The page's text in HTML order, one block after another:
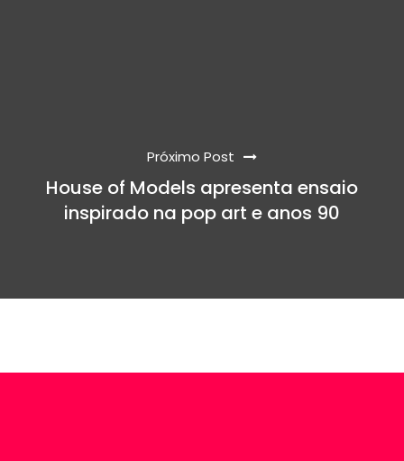
Próximo Post
House of Models apresenta ensaio
inspirado na pop art e anos 90